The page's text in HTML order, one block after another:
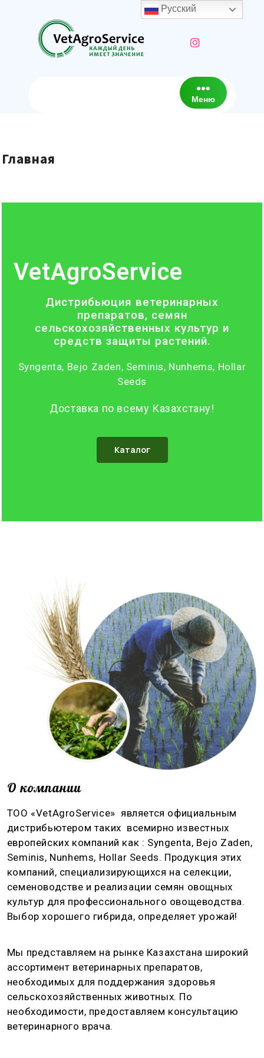
Меню
Главная
VetAgroService
Дистрибьюция ветеринарных
препаратов, семян
сельскохозяйственных культур и
средств защиты растений.
Syngenta, Bejo Zaden, Seminis, Nunhems, Hollar
Seeds
Доставка по всему Казахстану!
Каталог
О компании
ТОО «VetAgroService» является официальным
дистрибьютером таких всемирно известных
европейских компаний как : Syngenta, Bejo Zaden,
Seminis, Nunhems, Hollar Seeds. Продукция этих
компаний, специализирующихся на селекции,
семеноводстве и реализации семян овощных
культур для профессионального овощеводства.
Выбор хорошего гибрида, определяет урожай!
Мы представляем на рынке Казахстана широкий
ассортимент ветеринарных препаратов,
необходимых для поддержания здоровья
сельскохозяйственных животных. По
необходимости, предоставляем консультацию
ветеринарного врача.
Русский